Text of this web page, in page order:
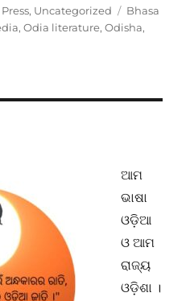
Press, Uncategorized Tags
Bhasa
,Odia literature,Odisha,
ମତ
ଆମ
ଭାଷା
ଓଡ଼ିଆ
ଓ ଆମ
ରାଜ୍ୟ
ଓଡ଼ିଶା ।